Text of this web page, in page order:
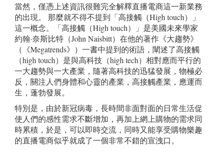
當然，僅憑上述資訊很難完全解釋直播電商這一新業務
的出現。 那麼就不得不提到「高接觸（High touch）」
這一概念。「高接觸（High touch）」是美國未來學家
約翰·奈斯比特（John Naisbitt）在他的著作《大趨勢》
（《Megatrends》）一書中提到的術語，闡述了高接觸
（high touch）是與高科技（high tech）相對應而平行的
一大趨勢與一大產業，隨著高科技的迅猛發展，物極必
反，關注人們身體和心靈的產業，高接觸產業，應運而
生，蓬勃發展。
特別是，由於新冠病毒，長時間非面對面的日常生活促
使人們的感性需求不斷增加，再加上網上購物的需求同
時累積，於是，可以即時交流，同時又能享受購物樂趣
的直播電商似乎就成了一個非常不錯的宣洩口。